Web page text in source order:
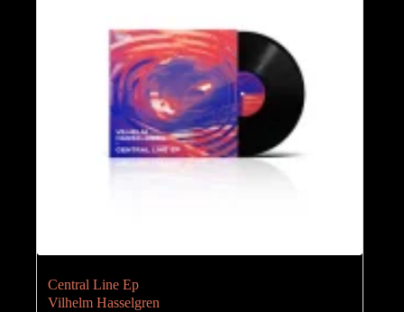
Central Line Ep
Vilhelm Hasselgren